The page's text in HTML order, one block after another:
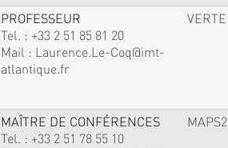
PROFESSEUR
Tel. : +33 2 51 85 81 20
Mail : Laurence.Le-Coq@imt-
atlantique.fr
VERTE
MAÎTRE DE CONFÉRENCES
Tel. : +33 2 51 78 55 10
MAPS2